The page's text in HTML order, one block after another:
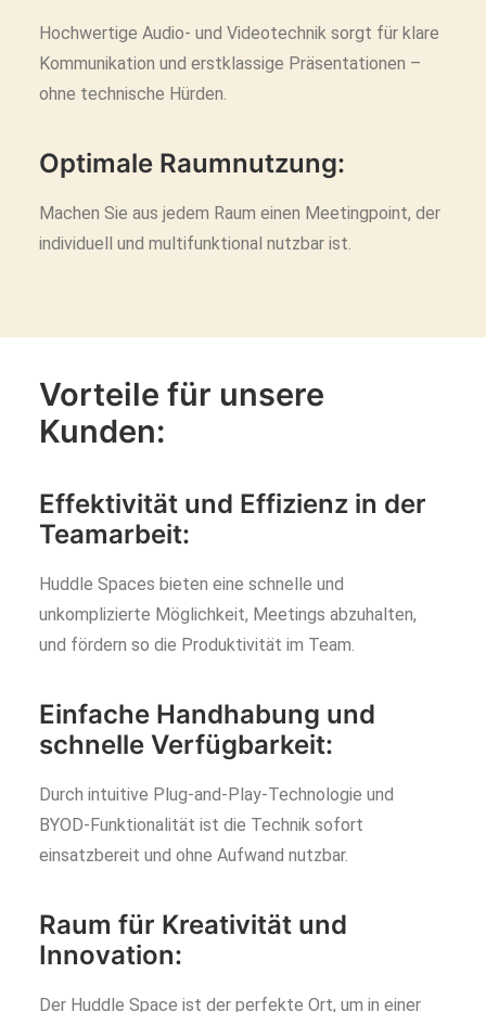
Hochwertige Audio- und Videotechnik sorgt für klare
Kommunikation und erstklassige Präsentationen –
ohne technische Hürden.
Optimale Raumnutzung:
Machen Sie aus jedem Raum einen Meetingpoint, der
individuell und multifunktional nutzbar ist.
Vorteile für unsere
Kunden:
Effektivität und Effizienz in der
Teamarbeit:
Huddle Spaces bieten eine schnelle und
unkomplizierte Möglichkeit, Meetings abzuhalten,
und fördern so die Produktivität im Team.
Einfache Handhabung und
schnelle Verfügbarkeit:
Durch intuitive Plug-and-Play-Technologie und
BYOD-Funktionalität ist die Technik sofort
einsatzbereit und ohne Aufwand nutzbar.
Raum für Kreativität und
Innovation:
Der Huddle Space ist der perfekte Ort, um in einer